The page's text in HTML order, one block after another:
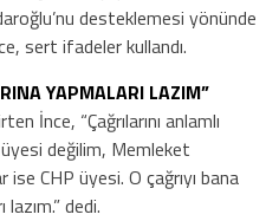
desteklemesi yönünde
sert ifadeler kullandı.
YAPMALARI LAZIM”
İnce, “Çağrılarını anlamlı
değilim, Memleket
ise CHP üyesi. O çağrıyı bana
dedi.